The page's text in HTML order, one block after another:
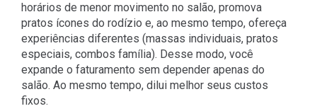
horários de menor movimento no salão, promova
pratos ícones do rodízio e, ao mesmo tempo, ofereça
experiências diferentes (massas individuais, pratos
especiais, combos família). Desse modo, você
expande o faturamento sem depender apenas do
salão. Ao mesmo tempo, dilui melhor seus custos
fixos.